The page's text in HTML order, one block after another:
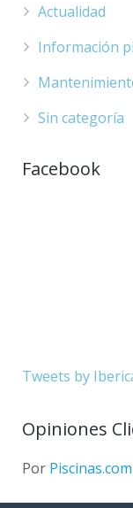
Actualidad
Información
Sin categoría
Facebook
Tweets by
Opiniones
Por Piscinas.com